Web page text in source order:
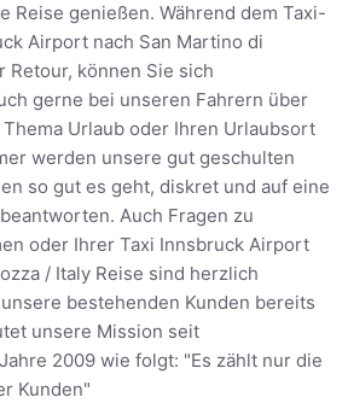
Reise genießen. Während dem Taxi-
Airport nach San Martino di
Retour, können Sie sich
gerne bei unseren Fahrern über
Urlaub oder Ihren Urlaubsort
werden unsere gut geschulten
so gut es geht, diskret und auf eine
Auch Fragen zu
oder Ihrer Taxi Innsbruck Airport
/ Italy Reise sind herzlich
bestehenden Kunden bereits
unsere Mission seit
2009 wie folgt: "Es zählt nur die
Kunden"